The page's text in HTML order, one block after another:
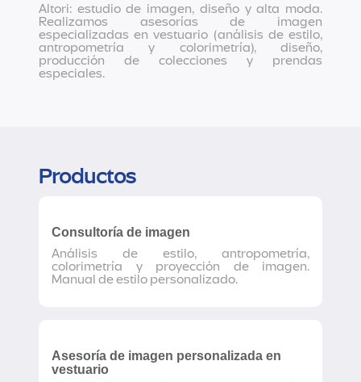
Altori: estudio de imagen, diseño y alta moda.
Realizamos asesorías de imagen
especializadas en vestuario (análisis de estilo,
antropometría y colorimetría), diseño,
producción de colecciones y prendas
especiales.
Productos
Consultoría de imagen
Análisis de estilo, antropometría,
colorimetría y proyección de imagen.
Manual de estilo personalizado.
Asesoría de imagen personalizada en
vestuario